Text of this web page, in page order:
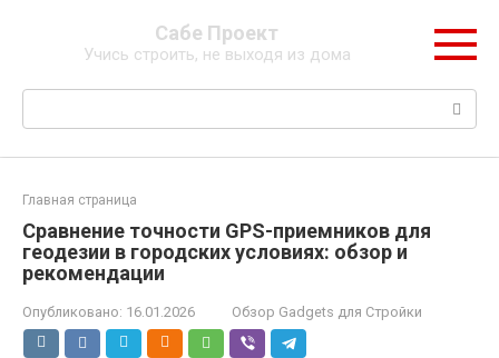
Сабе Проект
Учись строить, не выходя из дома
Поиск:
Главная страница
Сравнение точности GPS-приемников для
геодезии в городских условиях: обзор и
рекомендации
Опубликовано: 16.01.2026 Обзор Gadgets для Стройки